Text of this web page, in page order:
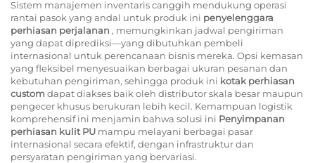
Sistem manajemen inventaris canggih mendukung operasi
rantai pasok yang andal untuk produk ini penyelenggara
perhiasan perjalanan , memungkinkan jadwal pengiriman
yang dapat diprediksi—yang dibutuhkan pembeli
internasional untuk perencanaan bisnis mereka. Opsi kemasan
yang fleksibel menyesuaikan berbagai ukuran pesanan dan
kebutuhan pengiriman, sehingga produk ini kotak perhiasan
custom dapat diakses baik oleh distributor skala besar maupun
pengecer khusus berukuran lebih kecil. Kemampuan logistik
komprehensif ini menjamin bahwa solusi ini Penyimpanan
perhiasan kulit PU mampu melayani berbagai pasar
internasional secara efektif, dengan infrastruktur dan
persyaratan pengiriman yang bervariasi.